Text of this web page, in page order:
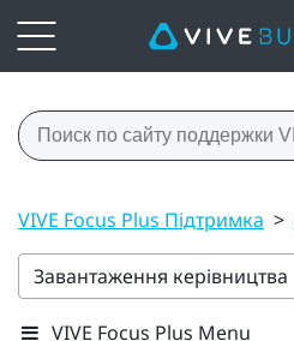
VIVE Focus Plus Підтримка >
Завантаження керівництва
VIVE Focus Plus Menu